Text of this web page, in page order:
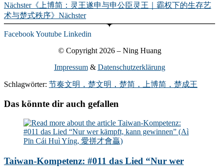
Nächster《上博简：灵王遂申与申公臣灵王｜霸权下的生存艺
术与楚式秩序》 Nächster
FacebookYoutube Linkedin
© Copyright 2026 – Ning Huang
Impressum& Datenschutzerklärung
Schlagwörter: 节奏文明，楚文明，楚简，上博简，楚成王
Das könnte dir auch gefallen
Taiwan-Kompetenz: #011 das Lied “Nur wer